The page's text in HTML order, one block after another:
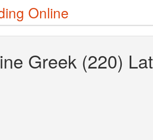
Online
Greek (220)